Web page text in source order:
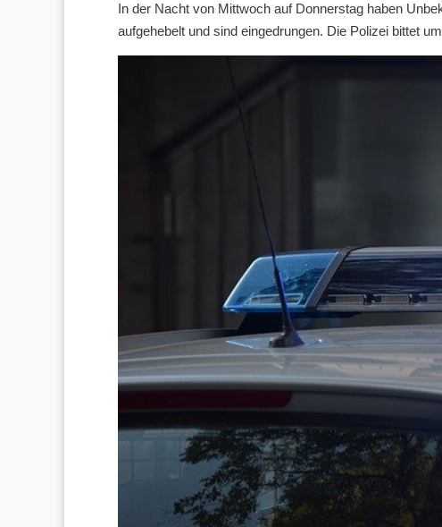
In der Nacht von Mittwoch auf Donnerstag haben
aufgehebelt und sind eingedrungen. Die Polizei bittet